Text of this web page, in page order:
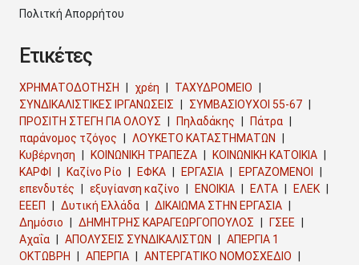
Πολιτκή Απορρήτου
Ετικέτες
ΧΡΗΜΑΤΟΔΟΤΗΣΗ χρέη
ΤΑΧΥΔΡΟΜΕΙΟ
ΣΥΝΔΙΚΑΛΙΣΤΙΚΕΣ ΙΡΓΑΝΩΣΕΙΣ
ΣΥΜΒΑΣΙΟΥΧΟΙ 55-67
ΠΡΟΣΙΤΗ ΣΤΕΓΗ ΓΙΑ ΟΛΟΥΣ
Πηλαδάκης
Πάτρα
παράνομος τζόγος
ΛΟΥΚΕΤΟ ΚΑΤΑΣΤΗΜΑΤΩΝ
Κυβέρνηση
ΚΟΙΝΩΝΙΚΗ ΤΡΑΠΕΖΑ
ΚΟΙΝΩΝΙΚΗ ΚΑΤΟΙΚΙΑ
ΚΑΡΦΙ
Καζίνο Ρίο ΕΦΚΑ ΕΡΓΑΣΙΑ
ΕΡΓΑΖΟΜΕΝΟΙ
επενδυτές
εξυγίανση καζίνο ΕΝΟΙΚΙΑ ΕΛΤΑ
ΕΛΕΚ
ΕΕΕΠ
Δυτική Ελλάδα
ΔΙΚΑΙΩΜΑ ΣΤΗΝ ΕΡΓΑΣΙΑ
Δημόσιο
ΔΗΜΗΤΡΗΣ ΚΑΡΑΓΕΩΡΓΟΠΟΥΛΟΣ
ΓΣΕΕ
Αχαΐα
ΑΠΟΛΥΣΕΙΣ ΣΥΝΔΙΚΑΛΙΣΤΩΝ
ΑΠΕΡΓΙΑ 1
ΟΚΤΩΒΡΗ
ΑΠΕΡΓΙΑ
ΑΝΤΕΡΓΑΤΙΚΟ ΝΟΜΟΣΧΕΔΙΟ